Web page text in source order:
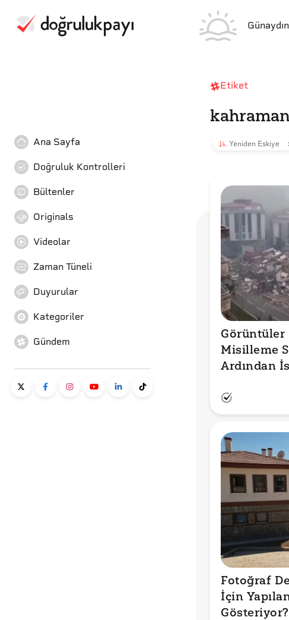
Günaydın
Ana Sayfa
Doğruluk Kontrolleri
Bültenler
Originals
Videolar
Zaman Tüneli
Duyurular
Kategoriler
Gündem
Etiket
Yeniden Eskiye
Görüntüler
Misilleme
Ardından
Fotoğraf
İçin
Gösteriyor?